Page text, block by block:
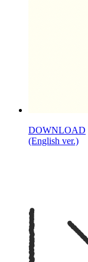
DOWNLOAD
(English ver.)